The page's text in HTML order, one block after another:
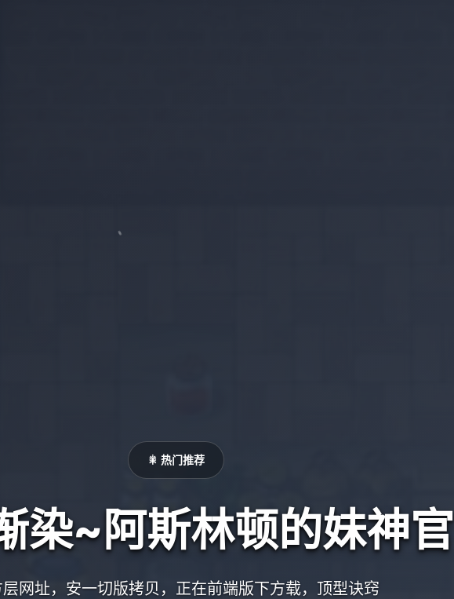
🎇 热门推荐
染~阿斯林顿的妹神官
网址，安一切版拷贝，正在前端版下方载，顶型诀窍